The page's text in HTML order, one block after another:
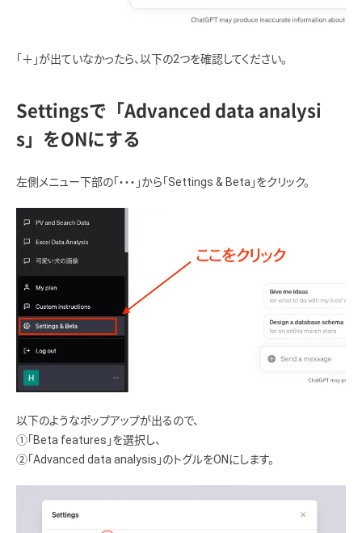
「＋」が出ていなかったら、以下の2つを確認してください。
Settingsで「Advanced data analysi
s」をONにする
左側メニュー下部の「・・・」から「Settings & Beta」をクリック。
以下のようなポップアップが出るので、
①「Beta features」を選択し、
②「Advanced data analysis」のトグルをONにします。